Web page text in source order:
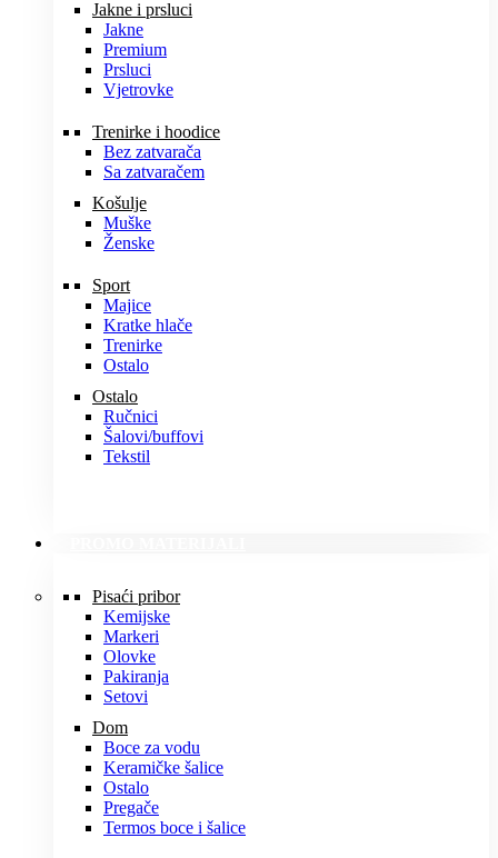
Jakne i prsluci
Jakne
Premium
Prsluci
Vjetrovke
Trenirke i hoodice
Bez zatvarača
Sa zatvaračem
Košulje
Muške
Ženske
Sport
Majice
Kratke hlače
Trenirke
Ostalo
Ostalo
Ručnici
Šalovi/buffovi
Tekstil
Pisaći pribor
Kemijske
Markeri
Olovke
Pakiranja
Setovi
Dom
Boce za vodu
Keramičke šalice
Ostalo
Pregače
Termos boce i šalice